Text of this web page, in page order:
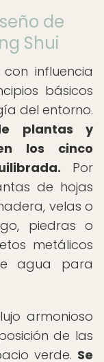
de
Shui
influencia
básicos
del entorno.
plantas y
los cinco
Por
de hojas
velas o
piedras o
metálicos
agua para
armonioso
de las
verde. Se